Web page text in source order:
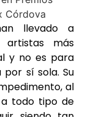
llevado a
artistas más
y no es para
sí sola. Su
al
todo tipo de